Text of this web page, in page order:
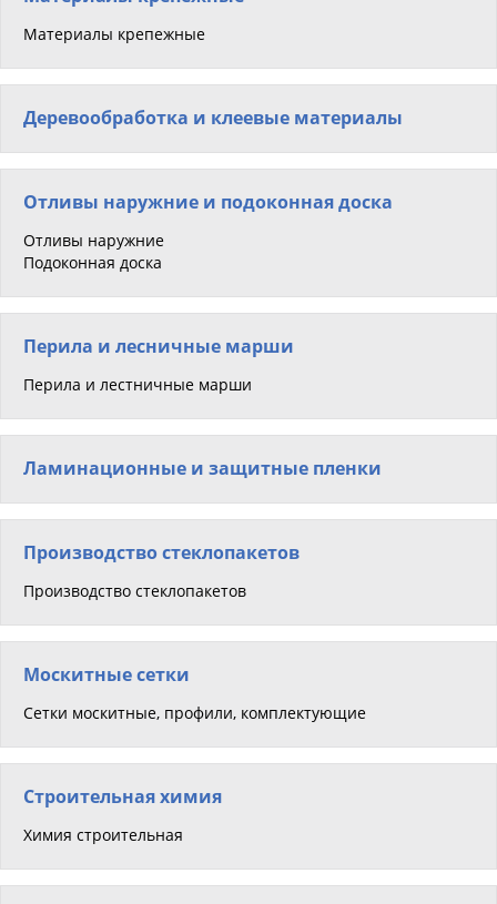
Материалы крепежные
Деревообработка и клеевые материалы
Отливы наружние и подоконная доска
Отливы наружние
Подоконная доска
Перила и лесничные марши
Перила и лестничные марши
Ламинационные и защитные пленки
Производство стеклопакетов
Производство стеклопакетов
Москитные сетки
Сетки москитные, профили, комплектующие
Строительная химия
Химия строительная